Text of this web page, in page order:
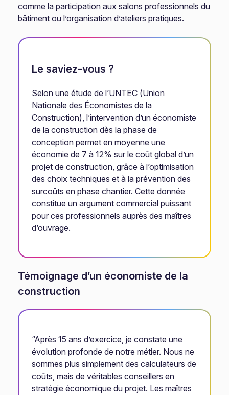
comme la participation aux salons professionnels du
bâtiment ou l’organisation d’ateliers pratiques.
Le saviez-vous ?
Selon une étude de l’UNTEC (Union
Nationale des Économistes de la
Construction), l’intervention d’un économiste
de la construction dès la phase de
conception permet en moyenne une
économie de 7 à 12% sur le coût global d’un
projet de construction, grâce à l’optimisation
des choix techniques et à la prévention des
surcoûts en phase chantier. Cette donnée
constitue un argument commercial puissant
pour ces professionnels auprès des maîtres
d’ouvrage.
Témoignage d’un économiste de la
construction
“Après 15 ans d’exercice, je constate une
évolution profonde de notre métier. Nous ne
sommes plus simplement des calculateurs de
coûts, mais de véritables conseillers en
stratégie économique du projet. Les maîtres